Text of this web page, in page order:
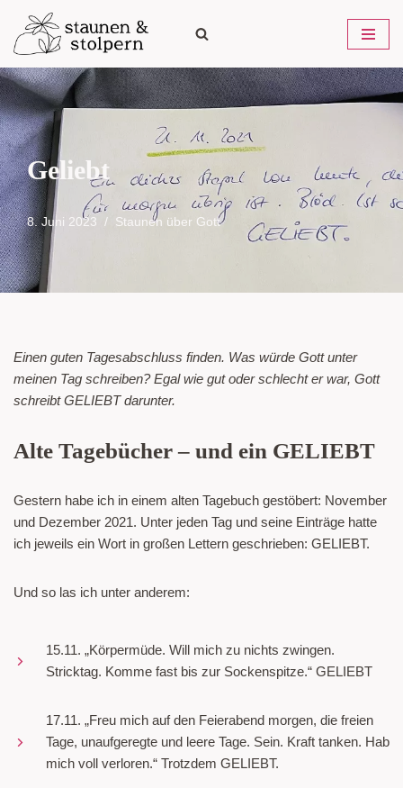
Zum
Inhalt
springen
Geliebt
8. Juni 2023 Staunen über Gott
Einen guten Tagesabschluss finden. Was würde Gott unter
meinen Tag schreiben? Egal wie gut oder schlecht er war, Gott
schreibt GELIEBT darunter.
Alte Tagebücher – und ein GELIEBT
Gestern habe ich in einem alten Tagebuch gestöbert: November
und Dezember 2021. Unter jeden Tag und seine Einträge hatte
ich jeweils ein Wort in großen Lettern geschrieben: GELIEBT.
Und so las ich unter anderem:
15.11. „Körpermüde. Will mich zu nichts zwingen.
Stricktag. Komme fast bis zur Sockenspitze.“ GELIEBT
17.11. „Freu mich auf den Feierabend morgen, die freien
Tage, unaufgeregte und leere Tage. Sein. Kraft tanken. Hab
mich voll verloren.“ Trotzdem GELIEBT.